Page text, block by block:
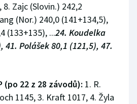
Zajc (Slovin.) 242,2
(Nor.) 240,0 (141+134,5),
(133+135), ...24. Koudelka
41. Polášek 80,1 (121,5), 47.
(po 22 z 28 závodů): 1. R.
1145, 3. Kraft 1017, 4. Žyla